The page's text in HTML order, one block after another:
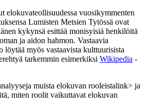
elokuvateollisuudessa vuosikymmenten
Lumisten Metsien Tytössä ovat
kykynsä esittää monisyisiä henkilöitä
ja aidon hahmon. Vastaavia
löytää myös vastaavista kulttuurisista
tarkemmin esimerkiksi Wikipedia -
muista elokuvan rooleistalink> ja
miten roolit vaikuttavat elokuvan